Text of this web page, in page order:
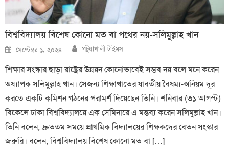
বিশ্ববিদ্যালয় বিশেষ কোনো মত বা পথের নয়-সলিমুল্লাহ খান
Posted
on
সেপ্টেম্বর ১, ২০২৪ Author
পটুয়াখালী টাইমস
শিক্ষার সংস্কার ছাড়া রাষ্ট্রের উন্নয়ন কোনোভাবেই সম্ভব নয় বলে মনে করেন
অধ্যাপক সলিমুল্লাহ খান। সেজন্য শিক্ষাখাতের যাবতীয় বৈষম্য-অনিয়ম দূর
করতে একটি কমিশন গঠনের পরামর্শ দিয়েছেন তিনি। শনিবার (৩১ আগস্ট)
বিকেলে ঢাকা বিশ্ববিদ্যালয়ে এক সেমিনারে এ মন্তব্য করেন সলিমুল্লাহ খান।
তিনি বলেন, দ্রুততম সময়ে প্রাথমিক বিদ্যালয়ের শিক্ষকদের বেতন সংস্কার
জরুরি। বলেন, বিশ্ববিদ্যালয় বিশেষ কোনো মত বা […]